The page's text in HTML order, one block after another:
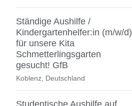
Ständige Aushilfe /
Kindergartenhelfer:in (m/w/d)
für unsere Kita
Schmetterlingsgarten
gesucht! GfB
Koblenz, Deutschland
Studentische Aushilfe auf